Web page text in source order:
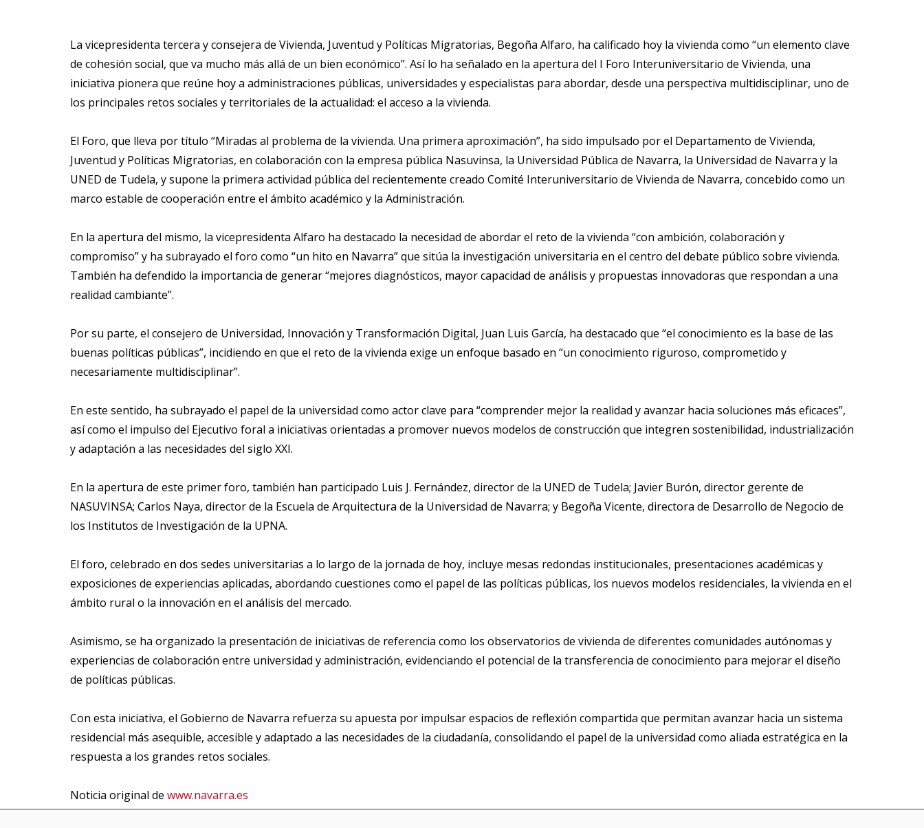
La vicepresidenta tercera y consejera de Vivienda, Juventud y Políticas Migratorias, Begoña Alfaro, ha calificado hoy la vivienda como “un elemento clave
de cohesión social, que va mucho más allá de un bien económico”. Así lo ha señalado en la apertura del I Foro Interuniversitario de Vivienda, una
iniciativa pionera que reúne hoy a administraciones públicas, universidades y especialistas para abordar, desde una perspectiva multidisciplinar, uno de
los principales retos sociales y territoriales de la actualidad: el acceso a la vivienda.
El Foro, que lleva por título “Miradas al problema de la vivienda. Una primera aproximación”, ha sido impulsado por el Departamento de Vivienda,
Juventud y Políticas Migratorias, en colaboración con la empresa pública Nasuvinsa, la Universidad Pública de Navarra, la Universidad de Navarra y la
UNED de Tudela, y supone la primera actividad pública del recientemente creado Comité Interuniversitario de Vivienda de Navarra, concebido como un
marco estable de cooperación entre el ámbito académico y la Administración.
En la apertura del mismo, la vicepresidenta Alfaro ha destacado la necesidad de abordar el reto de la vivienda “con ambición, colaboración y
compromiso” y ha subrayado el foro como “un hito en Navarra” que sitúa la investigación universitaria en el centro del debate público sobre vivienda.
También ha defendido la importancia de generar “mejores diagnósticos, mayor capacidad de análisis y propuestas innovadoras que respondan a una
realidad cambiante”.
Por su parte, el consejero de Universidad, Innovación y Transformación Digital, Juan Luis García, ha destacado que “el conocimiento es la base de las
buenas políticas públicas”, incidiendo en que el reto de la vivienda exige un enfoque basado en “un conocimiento riguroso, comprometido y
necesariamente multidisciplinar”.
En este sentido, ha subrayado el papel de la universidad como actor clave para “comprender mejor la realidad y avanzar hacia soluciones más eficaces”,
así como el impulso del Ejecutivo foral a iniciativas orientadas a promover nuevos modelos de construcción que integren sostenibilidad, industrialización
y adaptación a las necesidades del siglo XXI.
En la apertura de este primer foro, también han participado Luis J. Fernández, director de la UNED de Tudela; Javier Burón, director gerente de
NASUVINSA; Carlos Naya, director de la Escuela de Arquitectura de la Universidad de Navarra; y Begoña Vicente, directora de Desarrollo de Negocio de
los Institutos de Investigación de la UPNA.
El foro, celebrado en dos sedes universitarias a lo largo de la jornada de hoy, incluye mesas redondas institucionales, presentaciones académicas y
exposiciones de experiencias aplicadas, abordando cuestiones como el papel de las políticas públicas, los nuevos modelos residenciales, la vivienda en el
ámbito rural o la innovación en el análisis del mercado.
Asimismo, se ha organizado la presentación de iniciativas de referencia como los observatorios de vivienda de diferentes comunidades autónomas y
experiencias de colaboración entre universidad y administración, evidenciando el potencial de la transferencia de conocimiento para mejorar el diseño
de políticas públicas.
Con esta iniciativa, el Gobierno de Navarra refuerza su apuesta por impulsar espacios de reflexión compartida que permitan avanzar hacia un sistema
residencial más asequible, accesible y adaptado a las necesidades de la ciudadanía, consolidando el papel de la universidad como aliada estratégica en la
respuesta a los grandes retos sociales.
Noticia original de www.navarra.es